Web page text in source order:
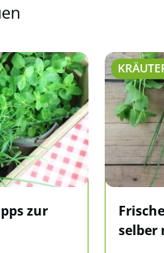
zur
selber